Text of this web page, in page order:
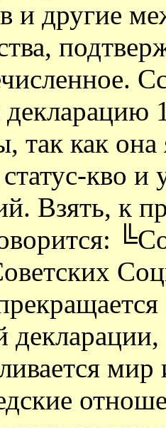
и другие
так как
кво
Взять, к